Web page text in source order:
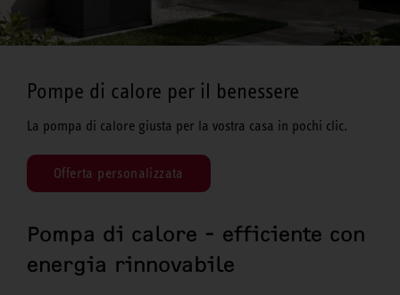
Pompe di calore per il benessere
La pompa di calore giusta per la vostra casa in pochi clic.
Offerta personalizzata
Pompa di calore - efficiente con
energia rinnovabile